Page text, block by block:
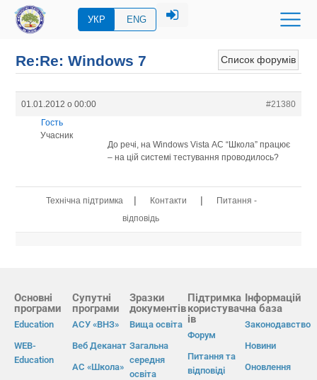
УКР ENG
Список форумів
Re:Re: Windows 7
01.01.2012 о 00:00
#21380
Гость
Учасник
До речі, на Windows Vista АС “Школа” працює
– на цій системі тестування проводилось?
Технічна підтримка | Контакти |
Питання -
відповідь
Основні
програми
Education
WEB-
Education
Супутні
програми
АСУ «ВНЗ»
Веб Деканат
АС «Школа»
Зразки
документів
Вища освіта
Загальна
середня
освіта
Підтримка
користувач
ів
Форум
Питання та
відповіді
Інформацій
на база
Законодавство
Новини
Оновлення